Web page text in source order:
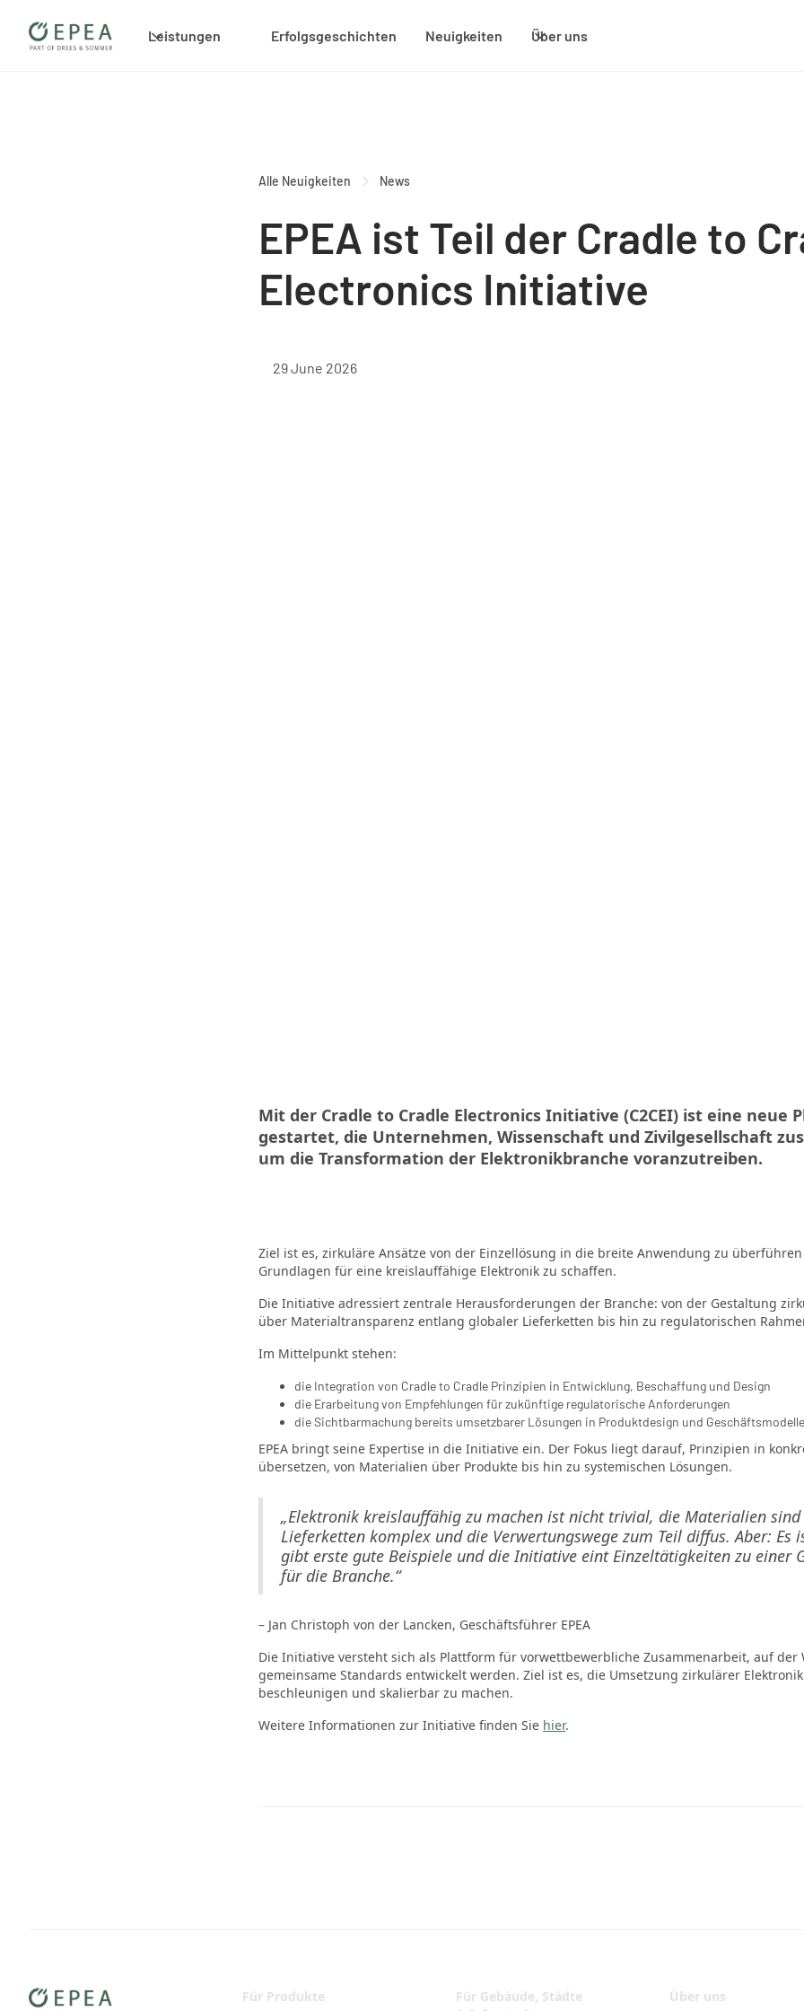
Leistungen Erfolgsgeschichten Neuigkeiten Über uns
Alle Neuigkeiten News
EPEA ist Teil der Cradle to
Electronics Initiative
29 June 2026
Mit der Cradle to Cradle Electronics Initiative (C2CEI) ist eine neue
gestartet, die Unternehmen, Wissenschaft und Zivilgesellschaft
um die Transformation der Elektronikbranche voranzutreiben.
Ziel ist es, zirkuläre Ansätze von der Einzellösung in die breite Anwendung zu
Grundlagen für eine kreislauffähige Elektronik zu schaffen.
Die Initiative adressiert zentrale Herausforderungen der Branche: von der Gestaltung
über Materialtransparenz entlang globaler Lieferketten bis hin zu regulatorischen
Im Mittelpunkt stehen:
die Integration von Cradle to Cradle Prinzipien in Entwicklung, Beschaffung und Design
die Erarbeitung von Empfehlungen für zukünftige regulatorische Anforderungen
die Sichtbarmachung bereits umsetzbarer Lösungen in Produktdesign und
EPEA bringt seine Expertise in die Initiative ein. Der Fokus liegt darauf, Prinzipien in
übersetzen, von Materialien über Produkte bis hin zu systemischen Lösungen.
„Elektronik kreislauffähig zu machen ist nicht trivial, die Materialien
Lieferketten komplex und die Verwertungswege zum Teil diffus. Aber: Es
gibt erste gute Beispiele und die Initiative eint Einzeltätigkeiten zu einer
für die Branche.“
– Jan Christoph von der Lancken, Geschäftsführer EPEA
Die Initiative versteht sich als Plattform für vorwettbewerbliche Zusammenarbeit, auf der
gemeinsame Standards entwickelt werden. Ziel ist es, die Umsetzung zirkulärer
beschleunigen und skalierbar zu machen.
Weitere Informationen zur Initiative finden Sie hier.
Für Produkte
Für Gebäude, Städte
Über uns